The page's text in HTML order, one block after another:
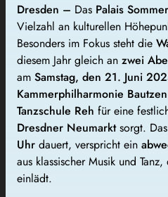
Dresden – Das Palais
Vielzahl an kulturellen
Besonders im Fokus steht die
diesem Jahr gleich an zwei
am Samstag, den 21. Juni
Kammerphilharmonie Bautzen
Tanzschule Reh für eine
Dresdner Neumarktsorgt.
Uhr dauert, verspricht ein
aus klassischer Musik und
einlädt.